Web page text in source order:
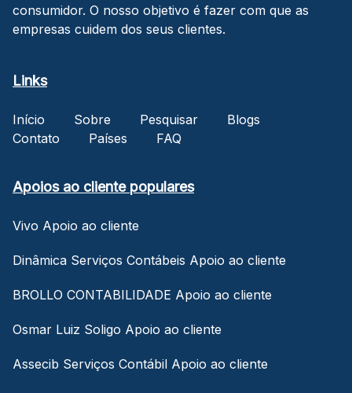
consumidor. O nosso objetivo é fazer com que as
empresas cuidem dos seus clientes.
Links
Início Sobre Pesquisar
Blogs
Contato
Países FAQ
Apoios ao cliente populares
Vivo Apoio ao cliente
Dinâmica Serviços Contábeis Apoio ao cliente
BROLLO CONTABILIDADE Apoio ao cliente
Osmar Luiz Soligo Apoio ao cliente
Assecib Serviços Contábil Apoio ao cliente